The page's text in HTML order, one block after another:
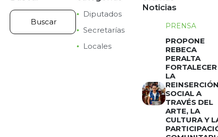
Diputados
Secretarías
Locales
Noticias
PRENSA
PROPONE
REBECA
PERALTA
FORTALECER
LA
SOCIAL A
TRAVÉS DEL
ARTE, LA
CULTURA Y